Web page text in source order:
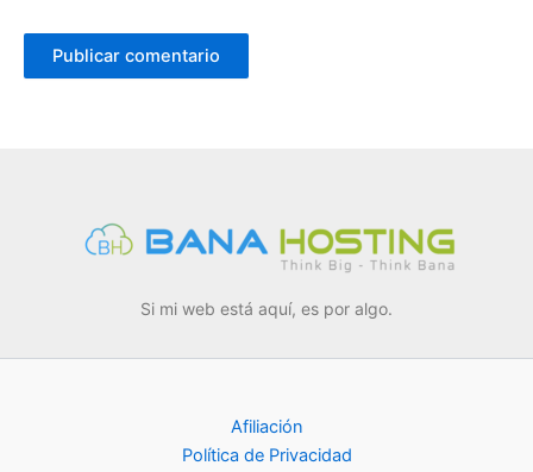
Si mi web está aquí, es por algo.
Afiliación
Política de Privacidad